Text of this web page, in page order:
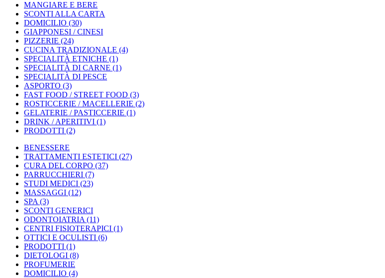
MANGIARE E BERE
SCONTI ALLA CARTA
DOMICILIO (30)
GIAPPONESI / CINESI
PIZZERIE (24)
CUCINA TRADIZIONALE (4)
SPECIALITÀ ETNICHE (1)
SPECIALITÀ DI CARNE (1)
SPECIALITÀ DI PESCE
ASPORTO (3)
FAST FOOD / STREET FOOD (3)
ROSTICCERIE / MACELLERIE (2)
GELATERIE / PASTICCERIE (1)
DRINK / APERITIVI (1)
PRODOTTI (2)
BENESSERE
TRATTAMENTI ESTETICI (27)
CURA DEL CORPO (37)
PARRUCCHIERI (7)
STUDI MEDICI (23)
MASSAGGI (12)
SPA (3)
SCONTI GENERICI
ODONTOIATRIA (11)
CENTRI FISIOTERAPICI (1)
OTTICI E OCULISTI (6)
PRODOTTI (1)
DIETOLOGI (8)
PROFUMERIE
DOMICILIO (4)